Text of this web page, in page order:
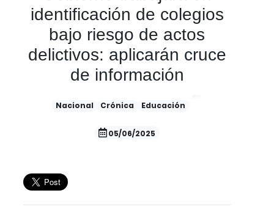
identificación de colegios
bajo riesgo de actos
delictivos: aplicarán cruce
de información
Nacional Crónica Educación
05/06/2025